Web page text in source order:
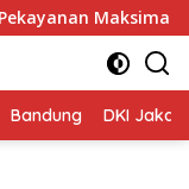
Direksi Jasa
Bandung DKI